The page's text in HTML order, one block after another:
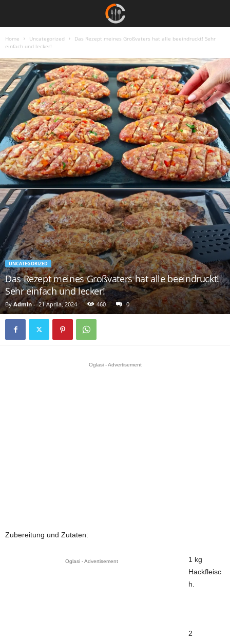
Home Uncategorized
Das Rezept meines Großvaters hat alle beeindruckt! Sehr
einfach und lecker!
UNCATEGORIZED
Das Rezept meines Großvaters hat alle beeindruckt!
Sehr einfach und lecker!
By Admin- 21 Aprila, 2024 460 0
Oglasi - Advertisement
Zubereitung und Zutaten:
Oglasi - Advertisement
1 kg
Hackfleisc
h.
2